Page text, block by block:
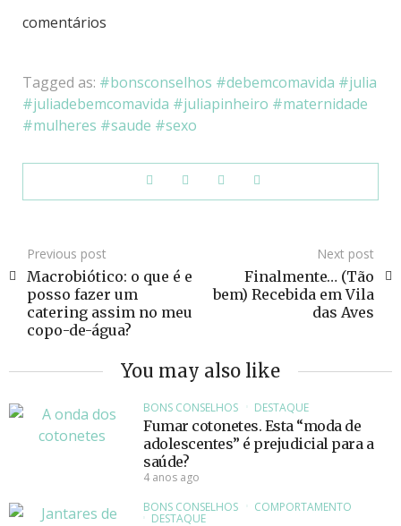
comentários
Tagged as: bonsconselhos debemcomavida
julia
juliadebemcomavida
juliapinheiro
maternidade
mulheres
saude sexo
Previous post
Macrobiótico: o que é e
posso fazer um
catering assim no meu
copo-de-água?
Next post
Finalmente… (Tão
bem) Recebida em Vila
das Aves
You may also like
BONS CONSELHOS DESTAQUE
Fumar cotonetes. Esta “moda de
adolescentes” é prejudicial para a
saúde?
4 anos ago
BONS CONSELHOS
COMPORTAMENTO
DESTAQUE